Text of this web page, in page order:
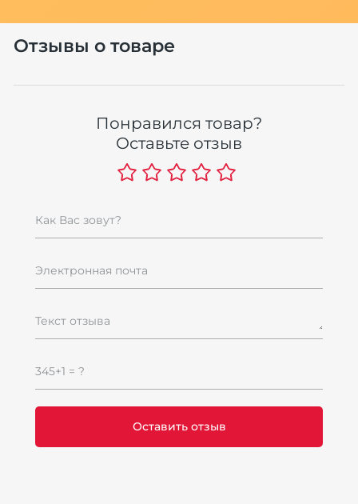
Отзывы о товаре
Понравился товар?
Оставьте отзыв
Как Вас зовут?
Электронная почта
Текст отзыва
345+1 = ?